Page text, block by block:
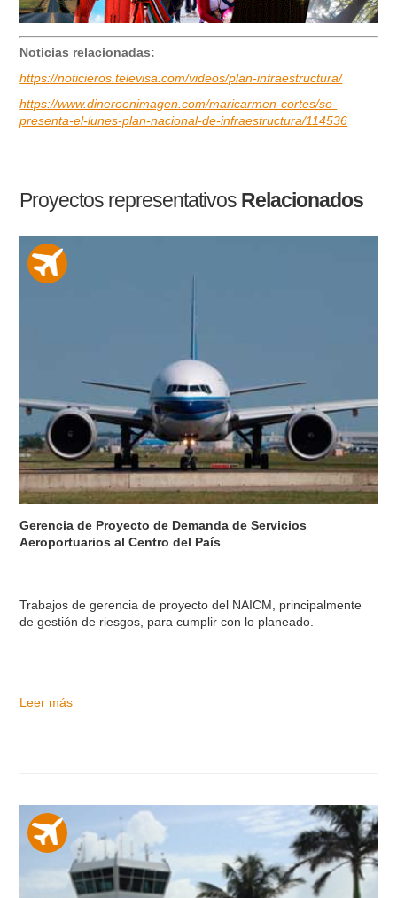
Noticias relacionadas:
https://noticieros.televisa.com/videos/plan-infraestructura/
https://www.dineroenimagen.com/maricarmen-cortes/se-
presenta-el-lunes-plan-nacional-de-infraestructura/114536
Proyectos representativos Relacionados
Gerencia de Proyecto de Demanda de Servicios
Aeroportuarios al Centro del País
Trabajos de gerencia de proyecto del NAICM, principalmente
de gestión de riesgos, para cumplir con lo planeado.
Leer más